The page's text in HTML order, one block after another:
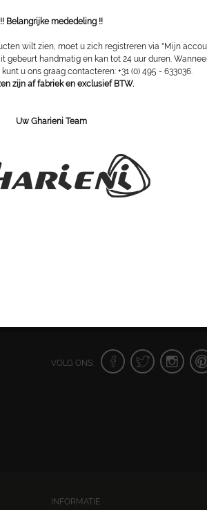
VOLG ONS:
INFORMATIE
!! Belangrijke mededeling !!
wilt zien, moet u zich registreren via "Mijn
gebeurt handmatig en kan tot 24 uur duren.
u ons graag contacteren: +31 (0) 495 - 633036.
zijn af fabriek en exclusief BTW.
Uw Gharieni Team